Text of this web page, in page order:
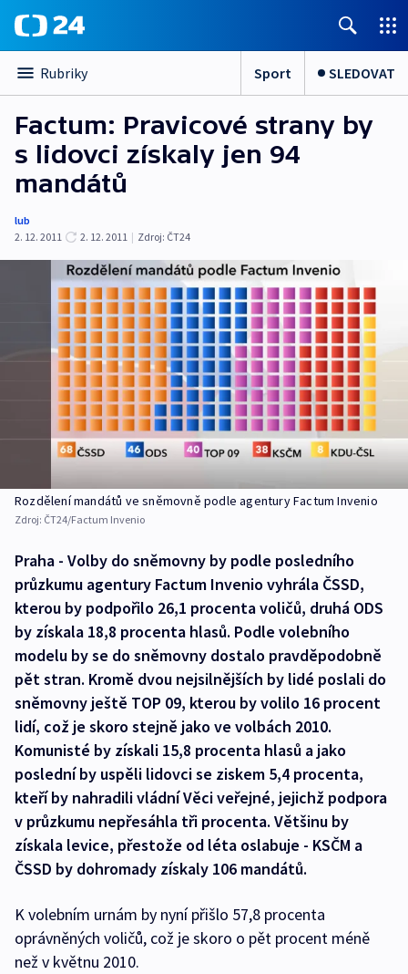
Rubriky Sport SLEDOVAT
Factum: Pravicové strany by
s lidovci získaly jen 94
mandátů
lub
2. 12. 2011
2. 12. 2011 | Zdroj: ČT24
Rozdělení mandátů ve sněmovně podle agentury Factum Invenio
Zdroj: ČT24/Factum Invenio
Praha - Volby do sněmovny by podle posledního
průzkumu agentury Factum Invenio vyhrála ČSSD,
kterou by podpořilo 26,1 procenta voličů, druhá ODS
by získala 18,8 procenta hlasů. Podle volebního
modelu by se do sněmovny dostalo pravděpodobně
pět stran. Kromě dvou nejsilnějších by lidé poslali do
sněmovny ještě TOP 09, kterou by volilo 16 procent
lidí, což je skoro stejně jako ve volbách 2010.
Komunisté by získali 15,8 procenta hlasů a jako
poslední by uspěli lidovci se ziskem 5,4 procenta,
kteří by nahradili vládní Věci veřejné, jejichž podpora
v průzkumu nepřesáhla tři procenta. Většinu by
získala levice, přestože od léta oslabuje - KSČM a
ČSSD by dohromady získaly 106 mandátů.
K volebním urnám by nyní přišlo 57,8 procenta
oprávněných voličů, což je skoro o pět procent méně
než v květnu 2010.